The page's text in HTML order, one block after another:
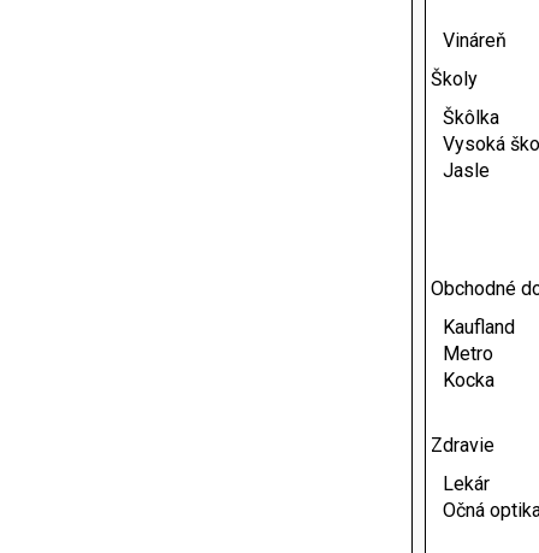
Vináreň
Školy
Škôlka
Vysoká
Jasle
Obchodné
Kaufland
Metro
Kocka
Zdravie
Lekár
Očná